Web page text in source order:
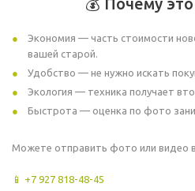
Экономия — часть стоимости
вашей старой.
Удобство — не нужно искать
Экология — техника получает
Быстрота — оценка по фото
Можете отправить фото или видео
📱 +7 927 818-48-45